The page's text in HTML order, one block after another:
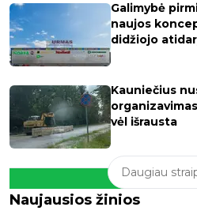
Galimybė
naujos
didžiojo
Kauniečius
vėl išrausta
Daugiau
Naujausios žinios